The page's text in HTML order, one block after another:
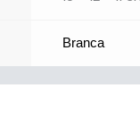
Branca